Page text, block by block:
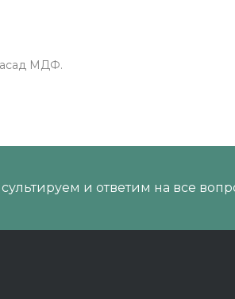
МДФ.
и ответим на все